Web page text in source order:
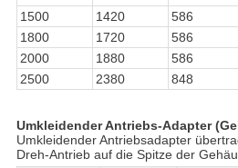
1500
1420 586
1800
1720 586
2000
1880 586
2500
2380 848
Umkleidender Antriebs-Adapter
Umkleidender Antriebsadapter
Dreh-Antrieb auf die Spitze der